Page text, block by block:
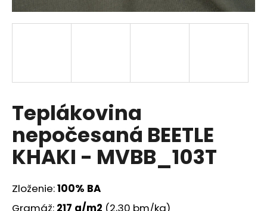
Teplákovina
nepočesaná BEETLE
KHAKI - MVBB_103T
Zloženie:100% BA
Gramáž: 217 g/m2 (2,30 bm/kg)
á
j
?
HĽADAŤ
O
d